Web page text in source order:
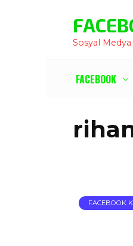
Sosyal
FACEBOOK
FACEBOOK